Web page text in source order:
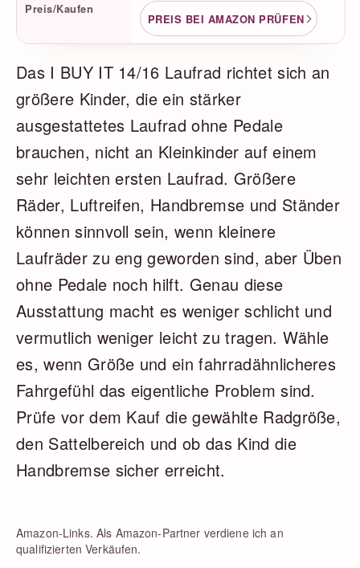
Preis/Kaufen
PREIS BEI AMAZON PRÜFEN
Das I BUY IT 14/16 Laufrad richtet sich an
größere Kinder, die ein stärker
ausgestattetes Laufrad ohne Pedale
brauchen, nicht an Kleinkinder auf einem
sehr leichten ersten Laufrad. Größere
Räder, Luftreifen, Handbremse und Ständer
können sinnvoll sein, wenn kleinere
Laufräder zu eng geworden sind, aber Üben
ohne Pedale noch hilft. Genau diese
Ausstattung macht es weniger schlicht und
vermutlich weniger leicht zu tragen. Wähle
es, wenn Größe und ein fahrradähnlicheres
Fahrgefühl das eigentliche Problem sind.
Prüfe vor dem Kauf die gewählte Radgröße,
den Sattelbereich und ob das Kind die
Handbremse sicher erreicht.
Amazon-Links. Als Amazon-Partner verdiene ich an
qualifizierten Verkäufen.